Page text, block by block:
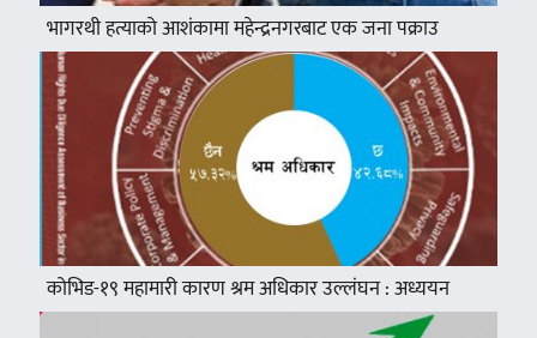
भागरथी हत्याको आशंकामा महेन्द्रनगरबाट एक जना पक्राउ
कोभिड-१९ महामारी कारण श्रम अधिकार उल्लंघन : अध्ययन